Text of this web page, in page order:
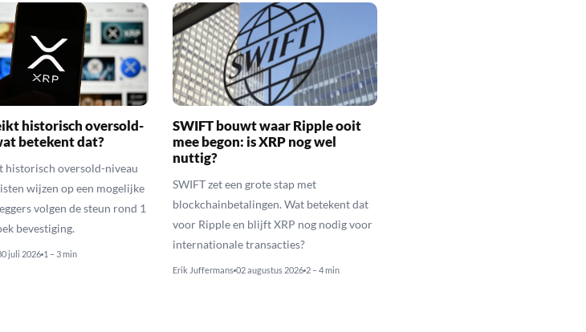
historisch oversold-
betekent dat?
historisch oversold-niveau
wijzen op een mogelijke
volgen de steun rond 1
bevestiging.
juli 2026 1 – 3 min
SWIFT bouwt waar Ripple ooit
mee begon: is XRP nog wel
nuttig?
SWIFT zet een grote stap met
blockchainbetalingen. Wat betekent dat
voor Ripple en blijft XRP nog nodig voor
internationale transacties?
Erik Juffermans 02 augustus 2026 2 – 4 min